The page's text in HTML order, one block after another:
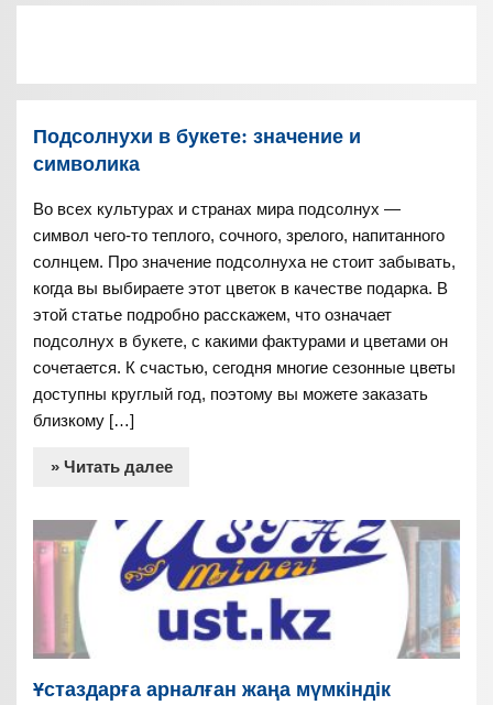
Подсолнухи в букете: значение и
символика
Во всех культурах и странах мира подсолнух —
символ чего-то теплого, сочного, зрелого, напитанного
солнцем. Про значение подсолнуха не стоит забывать,
когда вы выбираете этот цветок в качестве подарка. В
этой статье подробно расскажем, что означает
подсолнух в букете, с какими фактурами и цветами он
сочетается. К счастью, сегодня многие сезонные цветы
доступны круглый год, поэтому вы можете заказать
близкому […]
» Читать далее
Ұстаздарға арналған жаңа мүмкіндік